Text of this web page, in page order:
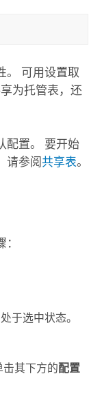
。 可用设置取
为托管表，还
配置。 要开始
请参阅共享表。
处于选中状态。
其下方的配置